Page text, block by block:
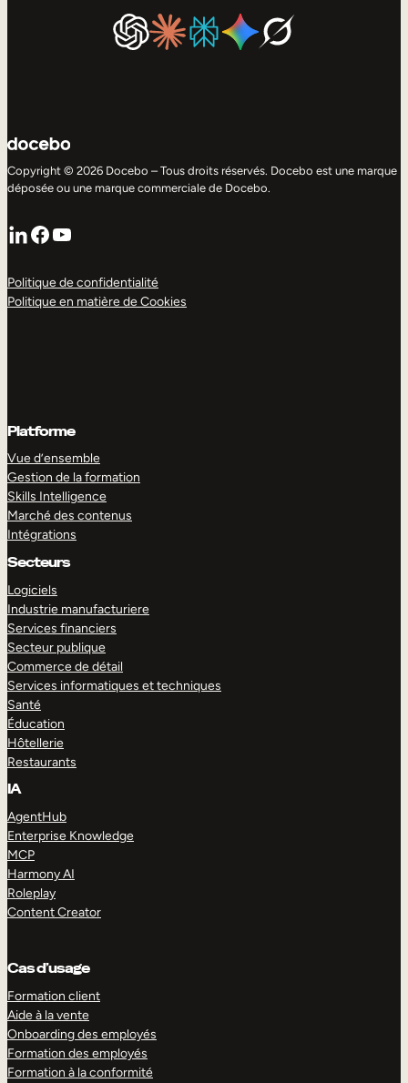
Copyright © 2026 Docebo – Tous droits réservés. Docebo est une marque
déposée ou une marque commerciale de Docebo.
LinkedIn
Facebook
YouTube
Politique de confidentialité
Politique en matière de Cookies
Platforme
Vue d’ensemble
Gestion de la formation
Skills Intelligence
Marché des contenus
Intégrations
Secteurs
Logiciels
Industrie manufacturiere
Services financiers
Secteur publique
Commerce de détail
Services informatiques et techniques
Santé
Éducation
Hôtellerie
Restaurants
IA
AgentHub
Enterprise Knowledge
MCP
Harmony AI
Roleplay
Content Creator
Cas d’usage
Formation client
Aide à la vente
Onboarding des employés
Formation des employés
Formation à la conformité